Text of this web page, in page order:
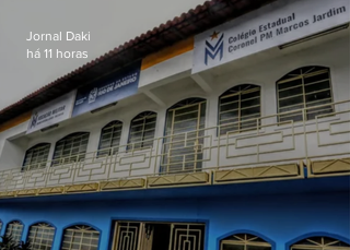
Jornal Daki
há 11 horas